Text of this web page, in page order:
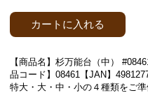
カートに入れる
【商品名】杉万能台（中）
品コード】08461【JAN】
特大・大・中・小の４種類をご